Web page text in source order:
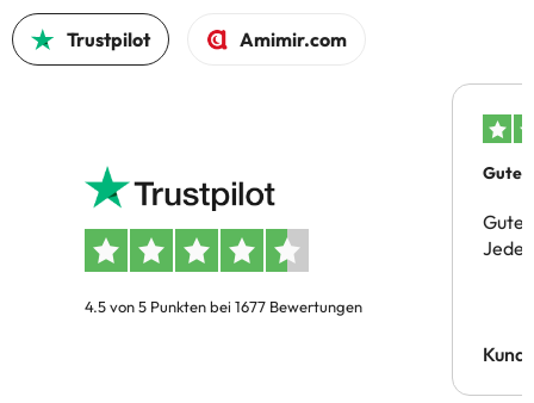
Trustpilot Amimir.com
4.5 von 5 Punkten bei 1677 Bewertungen
Gutes
Gute